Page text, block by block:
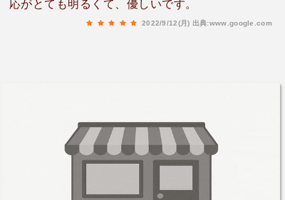
応がとても明るくて、優しいです。
2022/9/12(月) 出典:www.google.com